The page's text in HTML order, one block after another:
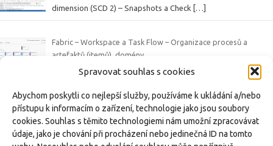
Spravovat souhlas s cookies
Abychom poskytli co nejlepší služby, používáme k ukládání a/nebo
přístupu k informacím o zařízení, technologie jako jsou soubory
cookies. Souhlas s těmito technologiemi nám umožní zpracovávat
údaje, jako je chování při procházení nebo jedinečná ID na tomto
dimension (SCD 2) – Snapshots a Check […]
Fabric – Workspace a Task Flow – Organizace procesů a
artefaktů (itemů), domény
V rámci série článků o platformě Microsoft Fabric se věnujeme
Fabric | dbt – Slowly changing dimension (SCD 2) – Snapshots a
Check Strategie v dbt s příkladem
Slowly Changing Dimensions (SCD) představují způsob, jak v